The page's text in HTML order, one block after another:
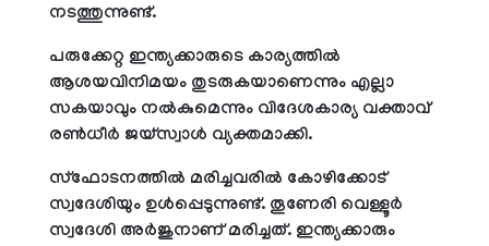
നടത്തുന്നുണ്ട്.
പരുക്കേറ്റ ഇന്ത്യക്കാരുടെ കാര്യത്തില്‍
ആശയവിനിമയം തുടരുകയാണെന്നും എല്ലാ
സകയാവും നല്‍കുമെന്നും വിദേശകാര്യ വക്താവ്
രണ്‍ധീര്‍ ജയ്സ്വാള്‍ വ്യക്തമാക്കി.
സ്‌ഫോടനത്തില്‍ മരിച്ചവരില്‍ കോഴിക്കോട്
സ്വദേശിയും ഉള്‍പ്പെടുന്നുണ്ട്. തൂണേരി വെള്ളൂര്‍
സ്വദേശി അര്‍ജുനാണ് മരിച്ചത്. ഇന്ത്യക്കാരും